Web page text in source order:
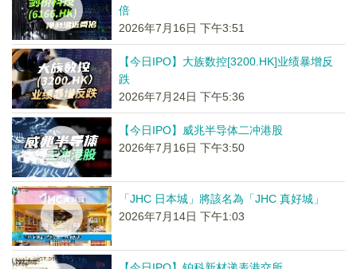
倍
2026年7月16日 下午3:51
【今日IPO】大族数控[3200.HK]业绩暴增反
跌
2026年7月24日 下午5:36
【今日IPO】威兆半导体二冲港股
2026年7月16日 下午3:50
「JHC 日本城」將該名為「JHC 真好城」
2026年7月14日 下午1:03